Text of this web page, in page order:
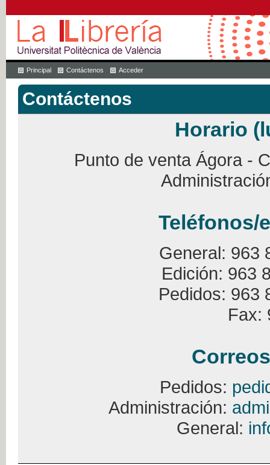
Principal Contáctenos Acceder
Contáctenos
Horario
Punto de venta Ágora -
Teléfonos/
General: 963
Edición: 963
Pedidos: 963
Fax:
Pedidos:
Administración:
General: